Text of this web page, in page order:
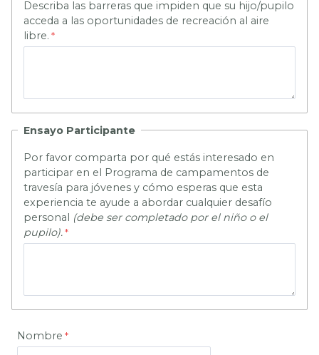
Describa las barreras que impiden que su hijo/pupilo
acceda a las oportunidades de recreación al aire
libre.
Ensayo Participante
Por favor comparta por qué estás interesado en
participar en el Programa de campamentos de
travesía para jóvenes y cómo esperas que esta
experiencia te ayude a abordar cualquier desafío
personal (debe ser completado por el niño o el
pupilo).
Nombre